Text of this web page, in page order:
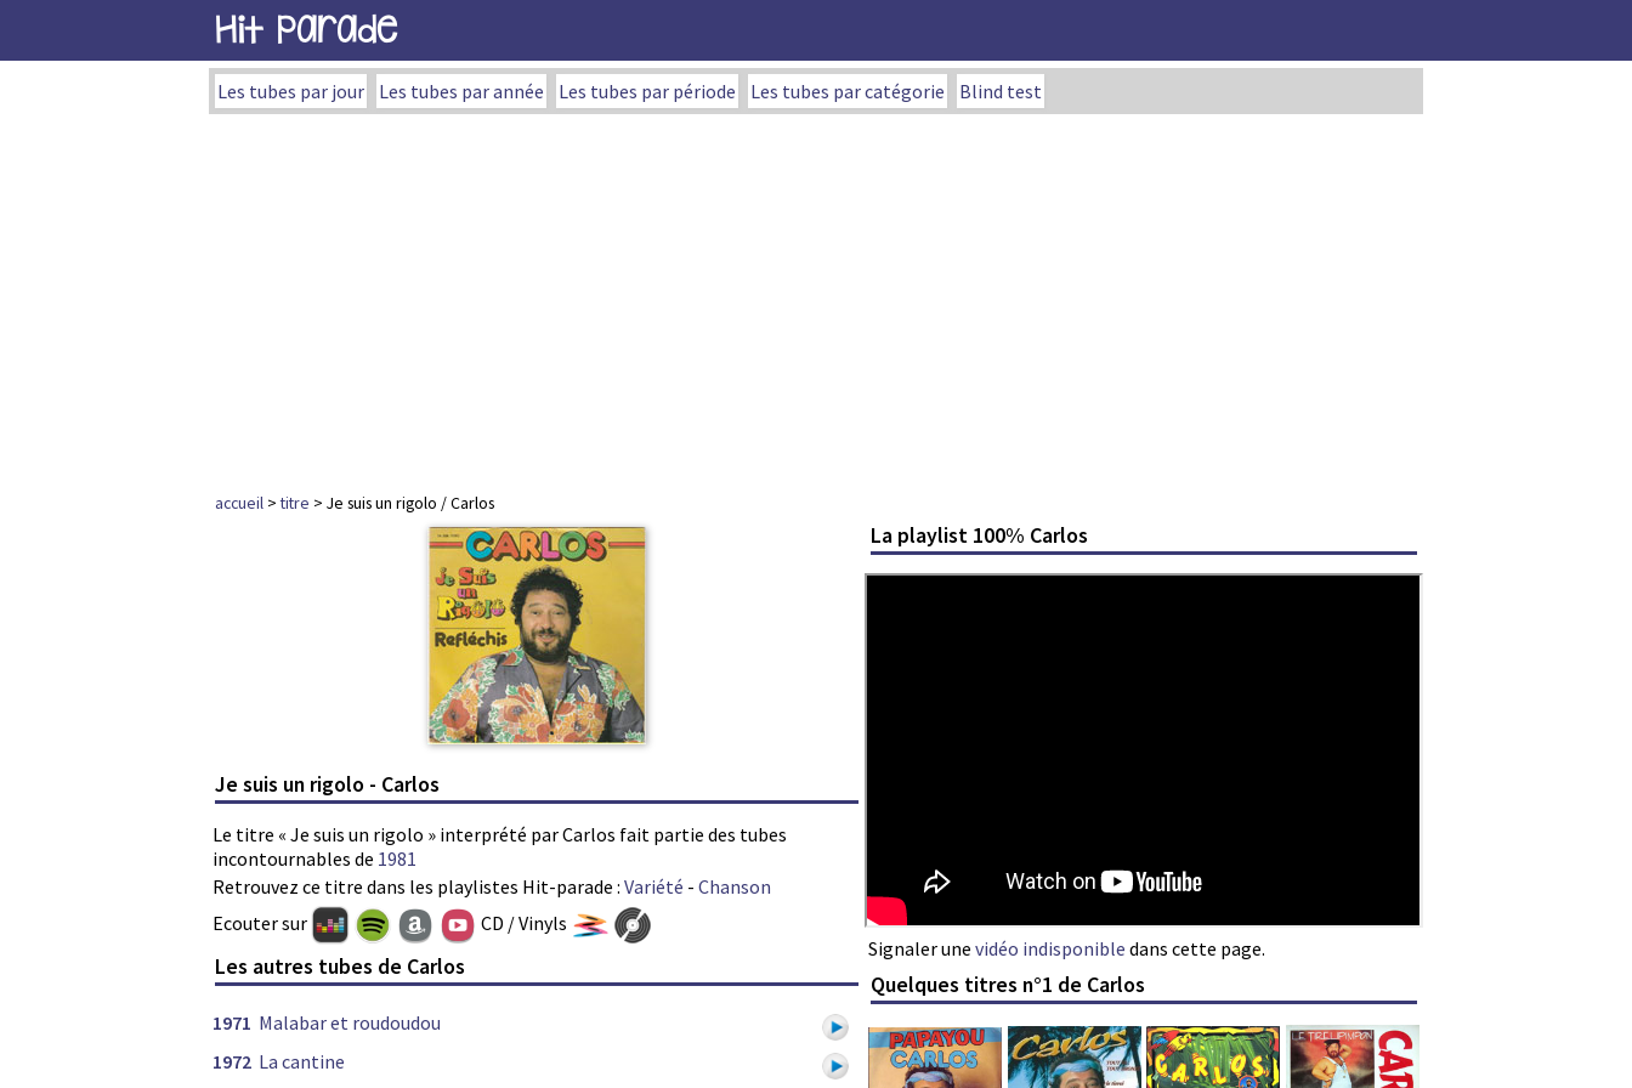
Hit Parade
Les tubes par jour Les tubes par année Les tubes par période Les tubes par catégorie Blind test
accueil >titre > Je suis un rigolo / Carlos
Je suis un rigolo - Carlos
Le titre « Je suis un rigolo » interprété par Carlos fait partie des tubes
incontournables de 1981
Retrouvez ce titre dans les playlistes Hit-parade : Variété - Chanson
La playlist 100% Carlos
Signaler une vidéo indisponible dans cette page.
Ecouter sur CD / Vinyls
Les autres tubes de Carlos
1971 Malabar et roudoudou
1972 La cantine
Quelques titres n°1 de Carlos